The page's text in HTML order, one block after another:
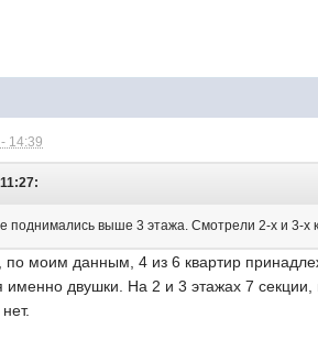
14:39
поднимались выше 3 этажа. Смотрели 2-х и 3-х
моим данным, 4 из 6 квартир
именно двушки. На 2 и 3 этажах 7